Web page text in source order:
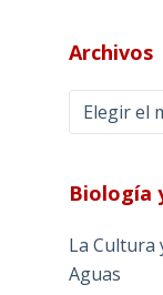
Archivos
Archivos
Biología
La Cultura
Aguas